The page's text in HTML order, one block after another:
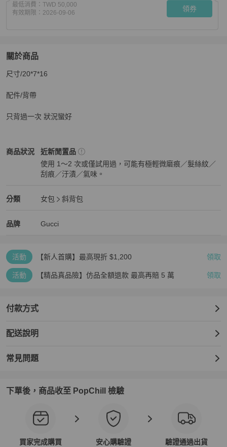
最低消費： TWD 50,000
有效期限： 2026-09-06 領券
關於商品
關於gucci 咖牛皮霧金釦竹節方型手提斜背包
尺寸/20*7*16
配件/背帶
只背過一次 狀況蠻好
商品狀況
Gucci女包 商品狀態與細節
近新閒置品
使用 1～2 次或僅試用過，可能有極輕微磨痕／髮絲紋／
刮痕／汙漬／氣味。
分類
Gucci 分類資訊
女包
斜背包
品牌
Gucci 女包品牌介紹
Gucci
Gucci 推薦清單
活動 【新人首購】最高現折 $1,200 領取
活動 【精品真品險】仿品全額退款 最高再賠 5 萬 領取
付款方式
配送說明
常見問題
下單後，商品收至 PopChill 檢驗
買家完成購買 安心購驗證 驗證通過出貨